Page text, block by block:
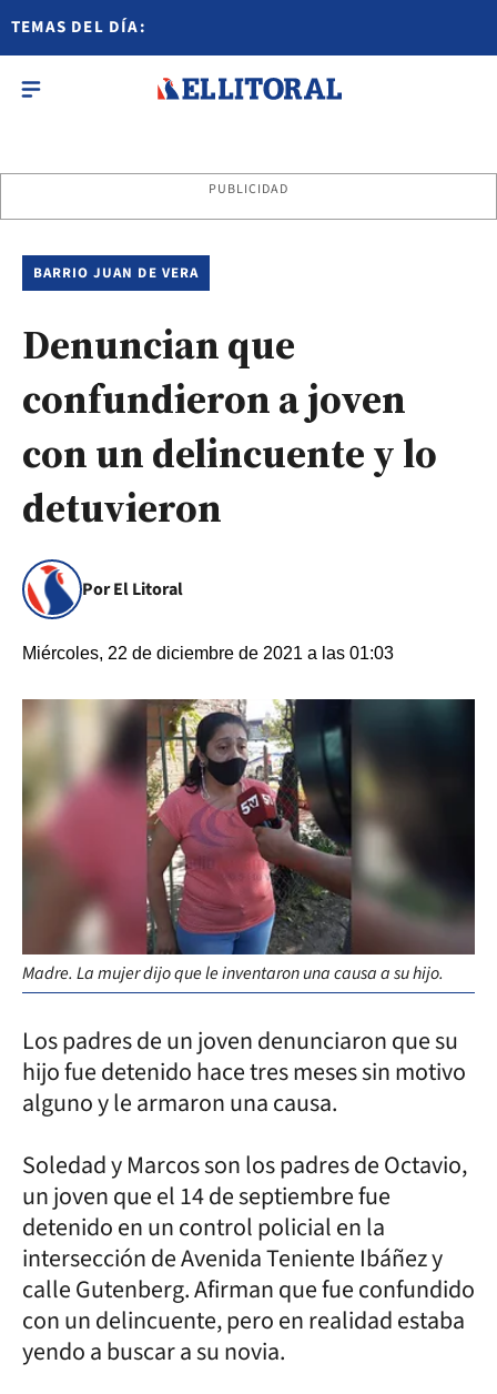
TEMAS DEL DÍA:
PUBLICIDAD
BARRIO JUAN DE VERA
Denuncian que
confundieron a joven
con un delincuente y lo
detuvieron
Por El Litoral
Miércoles, 22 de diciembre de 2021 a las 01:03
Madre. La mujer dijo que le inventaron una causa a su hijo.
Los padres de un joven denunciaron que su
hijo fue detenido hace tres meses sin motivo
alguno y le armaron una causa.
Soledad y Marcos son los padres de Octavio,
un joven que el 14 de septiembre fue
detenido en un control policial en la
intersección de Avenida Teniente Ibáñez y
calle Gutenberg. Afirman que fue confundido
con un delincuente, pero en realidad estaba
yendo a buscar a su novia.